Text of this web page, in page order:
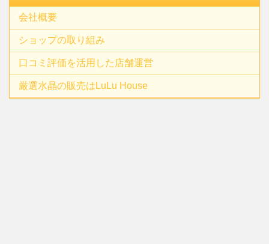
会社概要
ショップの取り組み
口コミ評価を活用した店舗運営
厳選水晶の販売はLuLu House